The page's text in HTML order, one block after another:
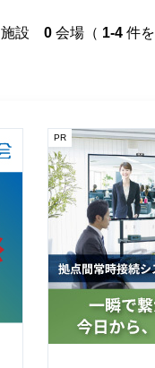
設 0 会場（ 1-4 件を
PR